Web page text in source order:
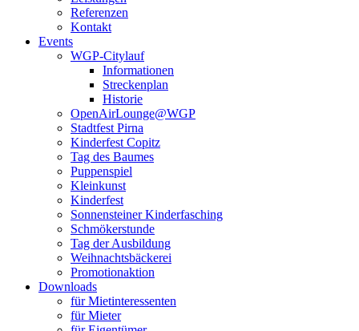
Referenzen
Kontakt
Events
WGP-Citylauf
Informationen
Streckenplan
Historie
OpenAirLounge@WGP
Stadtfest Pirna
Kinderfest Copitz
Tag des Baumes
Puppenspiel
Kleinkunst
Kinderfest
Sonnensteiner Kinderfasching
Schmökerstunde
Tag der Ausbildung
Weihnachtsbäckerei
Promotionaktion
Downloads
für Mietinteressenten
für Mieter